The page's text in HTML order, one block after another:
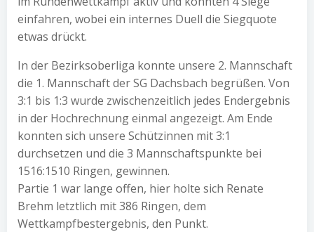
einfahren, wobei ein internes Duell die Siegquote
etwas drückt.
In der Bezirksoberliga konnte unsere 2. Mannschaft
die 1. Mannschaft der SG Dachsbach begrüßen. Von
3:1 bis 1:3 wurde zwischenzeitlich jedes Endergebnis
in der Hochrechnung einmal angezeigt. Am Ende
konnten sich unsere Schützinnen mit 3:1
durchsetzen und die 3 Mannschaftspunkte bei
1516:1510 Ringen, gewinnen.
Partie 1 war lange offen, hier holte sich Renate
Brehm letztlich mit 386 Ringen, dem
Wettkampfbestergebnis, den Punkt.